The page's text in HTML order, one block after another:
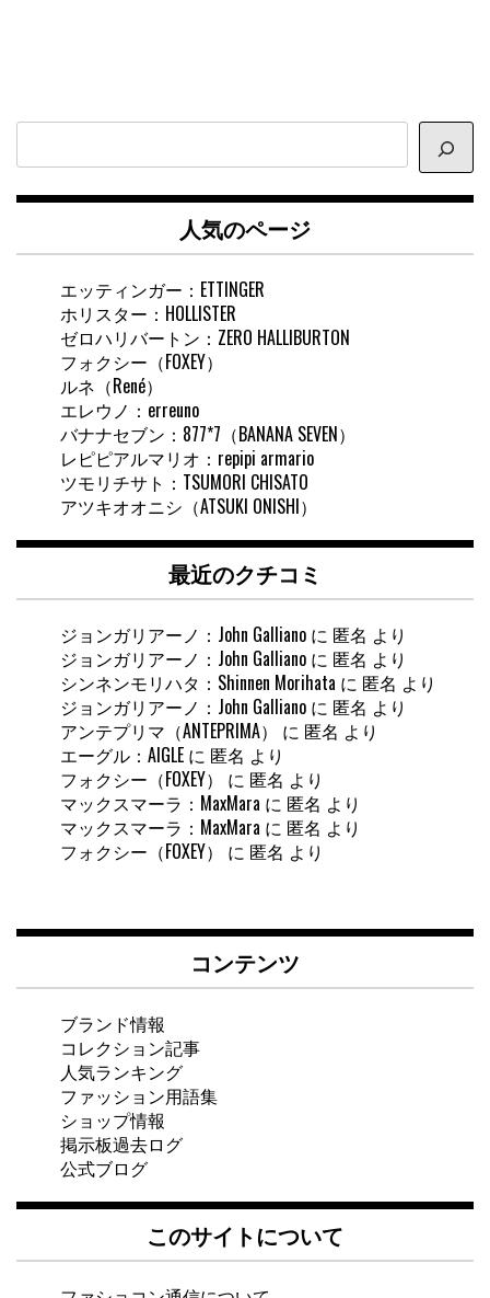
サ
内
索
人気のページ
エッティンガー：ETTINGER
ホリスター：HOLLISTER
ゼロハリバートン：ZERO HALLIBURTON
フォクシー（FOXEY）
ルネ（René）
エレウノ：erreuno
バナナセブン：877*7（BANANA SEVEN）
レピピアルマリオ：repipi armario
ツモリチサト：TSUMORI CHISATO
アツキオオニシ（ATSUKI ONISHI）
最近のクチコミ
ジョンガリアーノ：John Galliano に 匿名 より
ジョンガリアーノ：John Galliano に 匿名 より
シンネンモリハタ：Shinnen Morihata に 匿名 より
ジョンガリアーノ：John Galliano に 匿名 より
アンテプリマ（ANTEPRIMA）
に 匿名 より
エーグル：AIGLE に 匿名 より
フォクシー（FOXEY）
に 匿名 より
マックスマーラ：MaxMara に 匿名 より
マックスマーラ：MaxMara に 匿名 より
フォクシー（FOXEY）
に 匿名 より
コンテンツ
ブランド情報
コレクション記事
人気ランキング
ファッション用語集
ショップ情報
掲示板過去ログ
公式ブログ
このサイトについて